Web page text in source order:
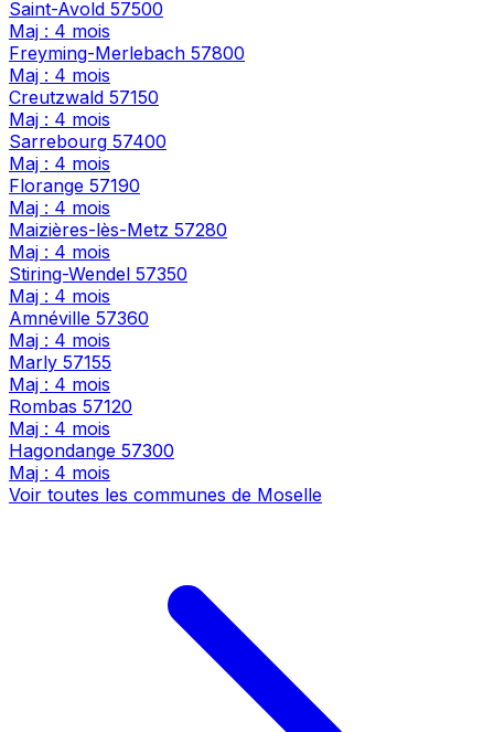
Saint-Avold 57500
Maj : 4 mois
Freyming-Merlebach 57800
Maj : 4 mois
Creutzwald 57150
Maj : 4 mois
Sarrebourg 57400
Maj : 4 mois
Florange 57190
Maj : 4 mois
Maizières-lès-Metz 57280
Maj : 4 mois
Stiring-Wendel 57350
Maj : 4 mois
Amnéville 57360
Maj : 4 mois
Marly 57155
Maj : 4 mois
Rombas 57120
Maj : 4 mois
Hagondange 57300
Maj : 4 mois
Voir toutes les communes de Moselle